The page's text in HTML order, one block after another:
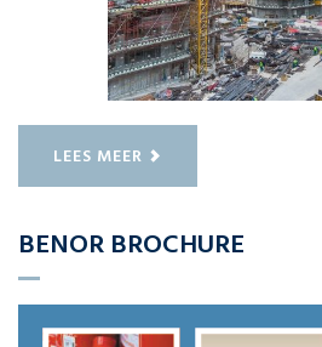
LEES MEER
BENOR BROCHURE